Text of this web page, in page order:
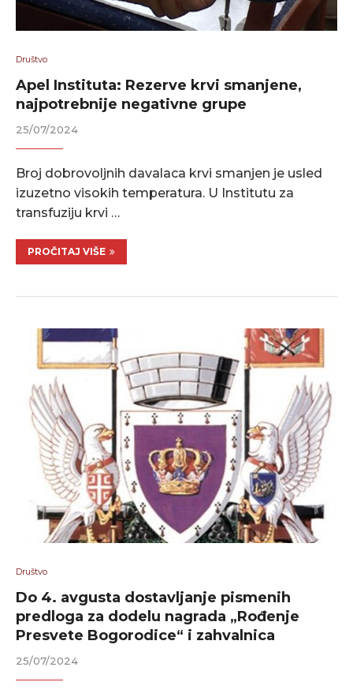
Društvo
Apel Instituta: Rezerve krvi smanjene,
najpotrebnije negativne grupe
25/07/2024
Broj dobrovoljnih davalaca krvi smanjen je usled
izuzetno visokih temperatura. U Institutu za
transfuziju krvi …
PROČITAJ VIŠE
Društvo
Do 4. avgusta dostavljanje pismenih
predloga za dodelu nagrada „Rođenje
Presvete Bogorodice“ i zahvalnica
25/07/2024